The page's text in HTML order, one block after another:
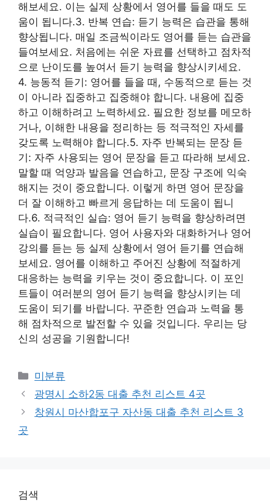
해보세요. 이는 실제 상황에서 영어를 들을 때도 도
움이 됩니다.3. 반복 연습: 듣기 능력은 습관을 통해
향상됩니다. 매일 조금씩이라도 영어를 듣는 습관을
들여보세요. 처음에는 쉬운 자료를 선택하고 점차적
으로 난이도를 높여서 듣기 능력을 향상시키세요.
4. 능동적 듣기: 영어를 들을 때, 수동적으로 듣는 것
이 아니라 집중하고 집중해야 합니다. 내용에 집중
하고 이해하려고 노력하세요. 필요한 정보를 메모하
거나, 이해한 내용을 정리하는 등 적극적인 자세를
갖도록 노력해야 합니다.5. 자주 반복되는 문장 듣
기: 자주 사용되는 영어 문장을 듣고 따라해 보세요.
말할 때 억양과 발음을 연습하고, 문장 구조에 익숙
해지는 것이 중요합니다. 이렇게 하면 영어 문장을
더 잘 이해하고 빠르게 응답하는 데 도움이 됩니
다.6. 적극적인 실습: 영어 듣기 능력을 향상하려면
실습이 필요합니다. 영어 사용자와 대화하거나 영어
강의를 듣는 등 실제 상황에서 영어 듣기를 연습해
보세요. 영어를 이해하고 주어진 상황에 적절하게
대응하는 능력을 키우는 것이 중요합니다. 이 포인
트들이 여러분의 영어 듣기 능력을 향상시키는 데
도움이 되기를 바랍니다. 꾸준한 연습과 노력을 통
해 점차적으로 발전할 수 있을 것입니다. 우리는 당
신의 성공을 기원합니다!
Categories
미분류
광명시 소하2동 대출 추천 리스트 4곳
창원시 마산합포구 자산동 대출 추천 리스트 3
곳
검색